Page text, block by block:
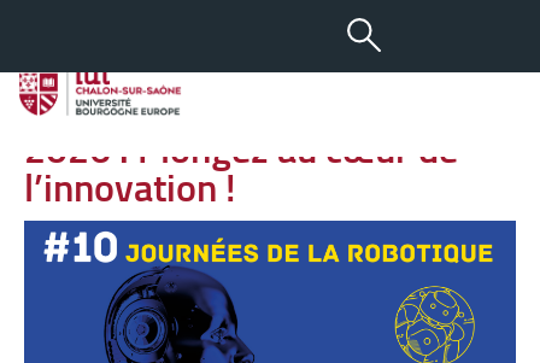
aA - +
11 FÉV 2026
Journées de la Robotique
2026 : Plongez au cœur de
l’innovation !